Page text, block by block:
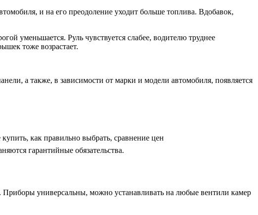
и на его преодоление уходит больше топлива. Вдобавок,
уменьшается. Руль чувствуется слабее, водителю труднее
тоже возрастает.
а также, в зависимости от марки и модели автомобиля, появляется
как правильно выбрать, сравнение цен
гарантийные обязательства.
Приборы универсальны, можно устанавливать на любые вентили камер